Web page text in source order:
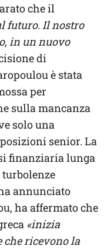
che il
futuro. Il nostro
in un nuovo
di
è stata
per
sulla mancanza
solo una
senior. La
finanziaria lunga
annunciato
ha affermato che
«inizia
che ricevono la